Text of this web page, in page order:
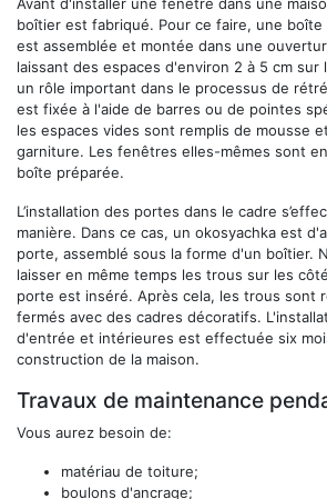
boîtier est fabriqué. Pour ce faire, une
est assemblée et montée dans une
laissant des espaces d'environ 2 à 5 cm
un rôle important dans le processus de
est fixée à l'aide de barres ou de pointes
les espaces vides sont remplis de mousse
garniture. Les fenêtres elles-mêmes sont
boîte préparée.
L’installation des portes dans le cadre
manière. Dans ce cas, un okosyachka est
porte, assemblé sous la forme d'un boîtier.
laisser en même temps les trous sur les
porte est inséré. Après cela, les trous sont
fermés avec des cadres décoratifs.
d'entrée et intérieures est effectuée six
construction de la maison.
Travaux de maintenance
Vous aurez besoin de:
matériau de toiture;
boulons d'ancrage;